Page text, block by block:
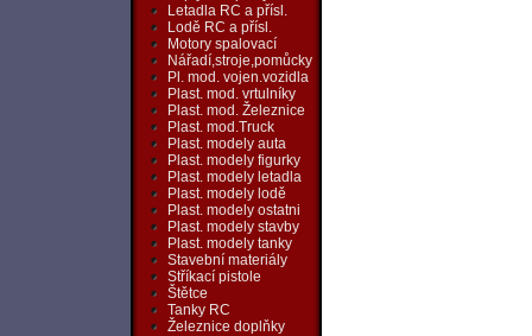
Letadla RC a přísl.
Lodě RC a přísl.
Motory spalovací
Nářadí,stroje,pomůcky
Pl. mod. vojen.vozidla
Plast. mod. vrtulníky
Plast. mod. Železnice
Plast. mod.Truck
Plast. modely auta
Plast. modely figurky
Plast. modely letadla
Plast. modely lodě
Plast. modely ostatni
Plast. modely stavby
Plast. modely tanky
Stavební materiály
Stříkací pistole
Štětce
Tanky RC
Železnice doplňky